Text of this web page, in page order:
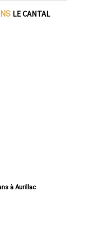
LE CANTAL
à Aurillac
à Mauriac